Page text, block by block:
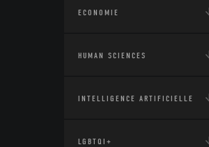
ECONOMIE
HUMAN SCIENCES
INTELLIGENCE ARTIFICIELLE
LGBTQI+